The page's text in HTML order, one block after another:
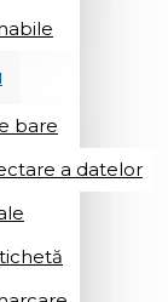
bare
a datelor